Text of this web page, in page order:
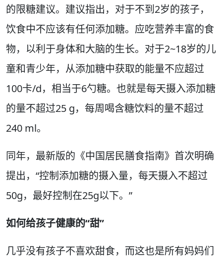
的限糖建议。建议指出，对于不到2岁的孩子，
饮食中不应该有任何添加糖。应吃营养丰富的食
物，以利于身体和大脑的生长。对于2~18岁的儿
童和青少年，从添加糖中获取的能量不应超过
100卡/d，相当于6勺糖。也就是每天摄入添加糖
的量不超过25 g，每周喝含糖饮料的量不超过
240 ml。
同年，最新版的《中国居民膳食指南》首次明确
提出，“控制添加糖的摄入量，每天摄入不超过
50g，最好控制在25g以下。”
如何给孩子健康的“甜”
几乎没有孩子不喜欢甜食，而这也是所有妈妈们